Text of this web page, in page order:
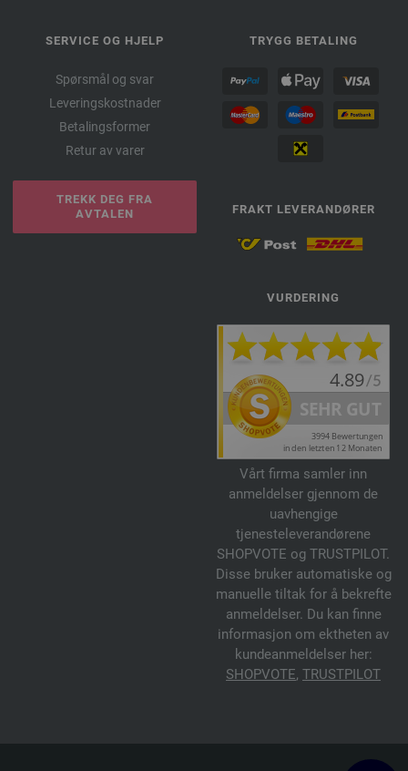
SERVICE OG HJELP
Spørsmål og svar
Leveringskostnader
Betalingsformer
Retur av varer
TREKK DEG FRA
AVTALEN
TRYGG BETALING
FRAKT LEVERANDØRER
VURDERING
Vårt firma samler inn
anmeldelser gjennom de
uavhengige
tjenesteleverandørene
SHOPVOTE og TRUSTPILOT.
Disse bruker automatiske og
manuelle tiltak for å bekrefte
anmeldelser. Du kan finne
informasjon om ektheten av
kundeanmeldelser her:
SHOPVOTE, TRUSTPILOT